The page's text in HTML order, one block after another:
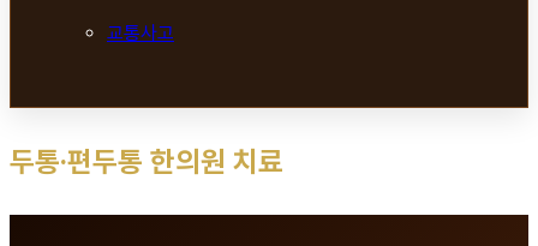
교통사고
두통·편두통 한의원 치료